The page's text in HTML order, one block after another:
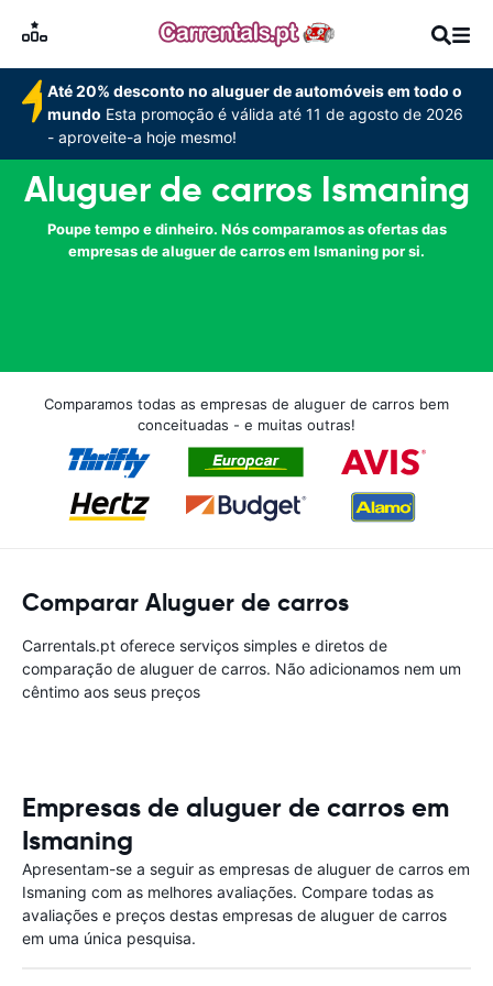
Até 20% desconto no aluguer de automóveis em todo o
mundo Esta promoção é válida até 11 de agosto de 2026
- aproveite-a hoje mesmo!
Aluguer de carros Ismaning
Poupe tempo e dinheiro. Nós comparamos as ofertas das
empresas de aluguer de carros em Ismaning por si.
Comparamos todas as empresas de aluguer de carros bem
conceituadas - e muitas outras!
Comparar Aluguer de carros
Carrentals.pt oferece serviços simples e diretos de
comparação de aluguer de carros. Não adicionamos nem um
cêntimo aos seus preços
Empresas de aluguer de carros em
Ismaning
Apresentam-se a seguir as empresas de aluguer de carros em
Ismaning com as melhores avaliações. Compare todas as
avaliações e preços destas empresas de aluguer de carros
em uma única pesquisa.